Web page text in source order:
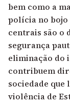
bem como a
polícia no bojo
centrais são o
segurança
eliminação do
contribuem
sociedade
violência de